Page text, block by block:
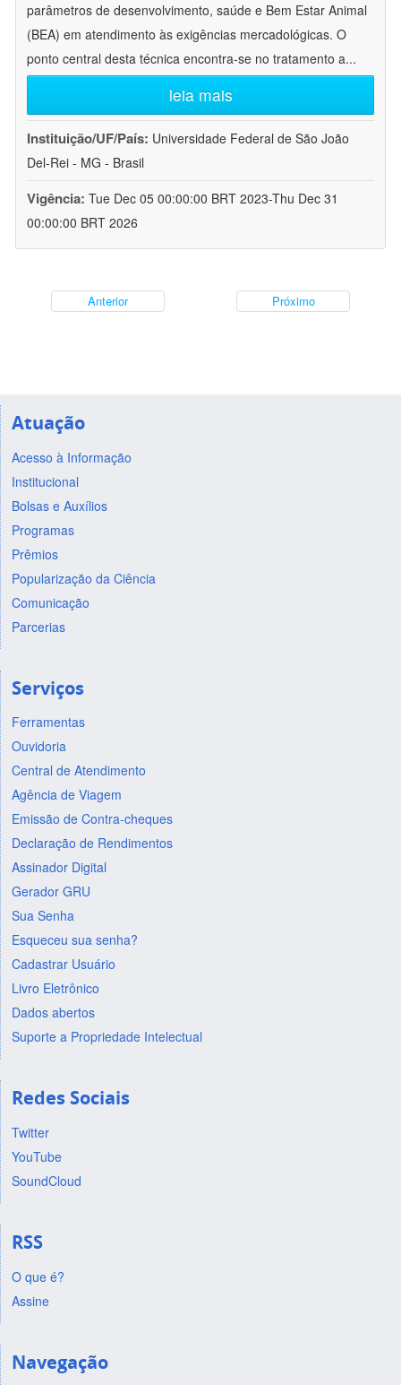
parâmetros de desenvolvimento, saúde e Bem Estar Animal
(BEA) em atendimento às exigências mercadológicas. O
ponto central desta técnica encontra-se no tratamento a...
leia mais
Instituição/UF/País: Universidade Federal de São João
Del-Rei - MG - Brasil
Vigência: Tue Dec 05 00:00:00 BRT 2023-Thu Dec 31
00:00:00 BRT 2026
Anterior Próximo
Atuação
Acesso à Informação
Institucional
Bolsas e Auxílios
Programas
Prêmios
Popularização da Ciência
Comunicação
Parcerias
Serviços
Ferramentas
Ouvidoria
Central de Atendimento
Agência de Viagem
Emissão de Contra-cheques
Declaração de Rendimentos
Assinador Digital
Gerador GRU
Sua Senha
Esqueceu sua senha?
Cadastrar Usuário
Livro Eletrônico
Dados abertos
Suporte a Propriedade Intelectual
Redes Sociais
Twitter
YouTube
SoundCloud
RSS
O que é?
Assine
Navegação